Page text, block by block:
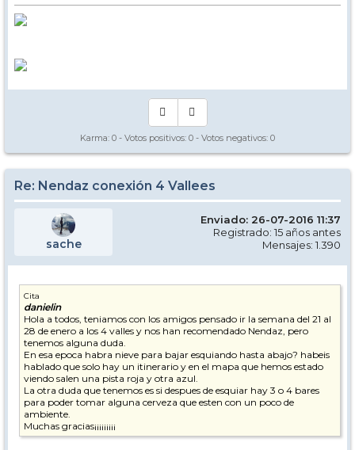
Karma: 0 - Votos positivos: 0 - Votos negativos: 0
Re: Nendaz conexión 4 Vallees
sache
Enviado: 26-07-2016 11:37
Registrado: 15 años antes
Mensajes: 1.390
Cita
danielin
Hola a todos, teniamos con los amigos pensado ir la semana del 21 al
28 de enero a los 4 valles y nos han recomendado Nendaz, pero
tenemos alguna duda.
En esa epoca habra nieve para bajar esquiando hasta abajo? habeis
hablado que solo hay un itinerario y en el mapa que hemos estado
viendo salen una pista roja y otra azul.
La otra duda que tenemos es si despues de esquiar hay 3 o 4 bares
para poder tomar alguna cerveza que esten con un poco de
ambiente.
Muchas gracias¡¡¡¡¡¡¡¡¡